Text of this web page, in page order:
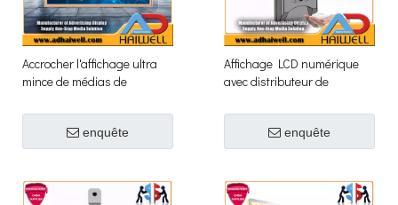
Accrocher l'affichage ultra
mince de médias de
d'écran d'affichage à
cristaux liquides à double
face
enquête
Affichage LCD numérique
avec distributeur de
enquête